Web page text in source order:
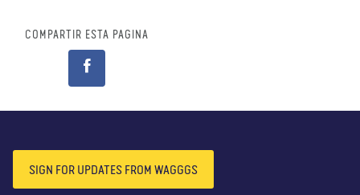
COMPARTIR ESTA PÁGINA
SIGN FOR UPDATES FROM WAGGGS